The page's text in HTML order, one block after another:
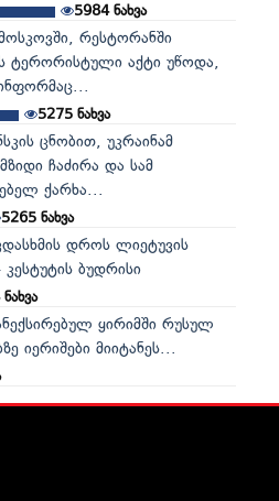
5984ნახვა
რესტორანში
ტერორისტული აქტი უწოდა,
5275ნახვა
ცნობით, უკრაინამ
ჩაძირა და სამ
ქარხა...
5265ნახვა
დროს ლიეტუვის
ბუდრისი
ნახვა
ყირიმში რუსულ
იერიშები მიიტანეს...